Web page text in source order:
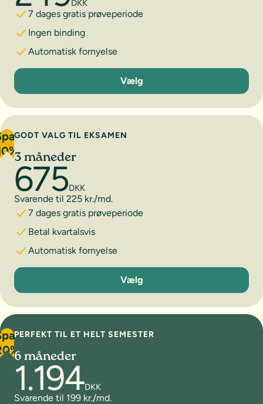
DKK
7 dages gratis prøveperiode
Ingen binding
Automatisk fornyelse
1 måned
Vælg
GODT VALG TIL EKSAMEN
3 måneder
675DKK
Svarende til 225 kr./md.
7 dages gratis prøveperiode
Betal kvartalsvis
Automatisk fornyelse
3 måneder
Vælg
PERFEKT TIL ET HELT SEMESTER
6 måneder
1.194DKK
Svarende til 199 kr./md.